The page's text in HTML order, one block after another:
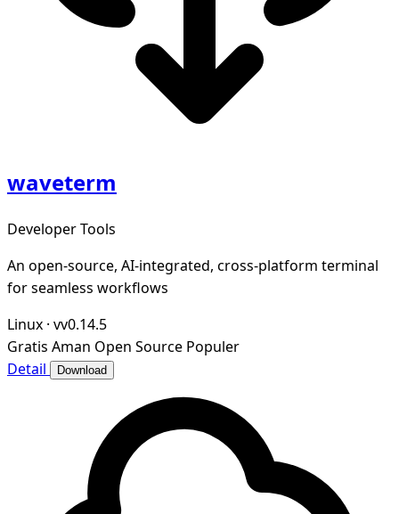
waveterm
Developer Tools
An open-source, AI-integrated, cross-platform terminal
for seamless workflows
Linux · vv0.14.5
Gratis Aman Open Source Populer
Detail
Download